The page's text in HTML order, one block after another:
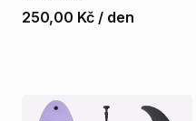
250,00 Kč / den